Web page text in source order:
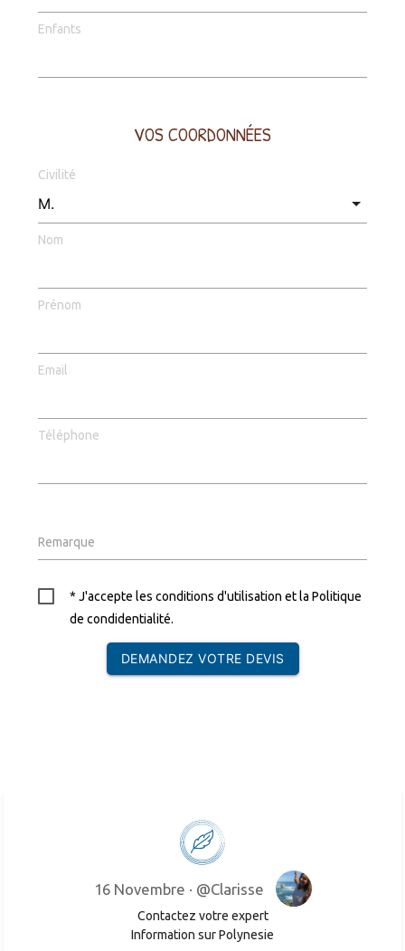
Enfants
VOS COORDONNÉES
Civilité
Nom
Prénom
Email
Téléphone
Remarque
* J'accepte les conditions d'utilisation et la Politique
de condidentialité.
DEMANDEZ VOTRE DEVIS
16 Novembre · @Clarisse
Contactez votre expert
Information sur Polynesie